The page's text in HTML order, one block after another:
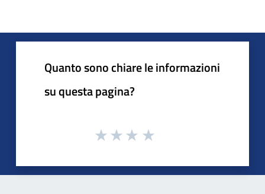
Quanto sono chiare le informazioni
su questa pagina?